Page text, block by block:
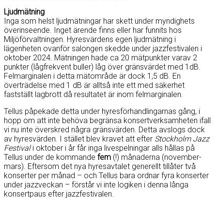
Ljudmätning
Inga som helst ljudmätningar har skett under myndighets
överinseende. Inget ärende finns eller har funnits hos
Miljöförvaltningen. Hyresvärdens egen ljudmätning i
lägenheten ovanför salongen skedde under jazzfestivalen i
oktober 2024. Mätningen hade ca 20 mätpunkter varav 2
punkter (lågfrekvent buller) låg över gränsvärdet med 1dB.
Felmarginalen i detta mätområde är dock 1,5 dB. En
överträdelse med 1 dB är alltså inte ett med säkerhet
fastställt lagbrott då resultatet är inom felmarginalen.
Tellus påpekade detta under hyresförhandlingarnas gång, i
hopp om att inte behöva begränsa konsertverksamheten ifall
vi nu inte överskred några gränsvärden. Detta avslogs dock
av hyresvärden. I stället blev kravet att efter Stockholm Jazz
Festivali oktober i år får inga livespelningar alls hållas på
Tellus under de kommande fem (!) månaderna (november-
mars). Eftersom det nya hyresavtalet generellt tillåter två
konserter per månad – och Tellus bara ordnar fyra konserter
under jazzveckan – förstår vi inte logiken i denna långa
konsertpaus efter jazzfestivalen.